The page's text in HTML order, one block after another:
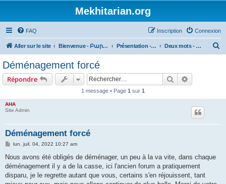
Mekhitarian.org
FAQ Connexion
Inscription
Aller sur le site Bienvenue - Բարի եկաք Présentation - Ներկայացում Deux mots - Երկու խօսք
Déménagement forcé
Répondre Rechercher
1 message • Page 1 sur 1
AHA
Site Admin
Déménagement forcé
M
s
a
g
e
lun. juil. 04, 2022 10:27 am
Nous avons été obligés de déménager, un peu à la va vite, dans chaque
déménagement il y a de la casse, ici l'ancien forum a pratiquement
disparu, je le regrette autant que vous, certains s'en réjouissent, tant